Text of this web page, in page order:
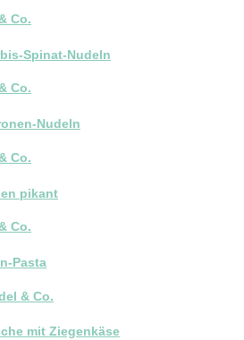
Co.
Spinat-Nudeln
Co.
Nudeln
Co.
pikant
Co.
Pasta
& Co.
mit Ziegenkäse